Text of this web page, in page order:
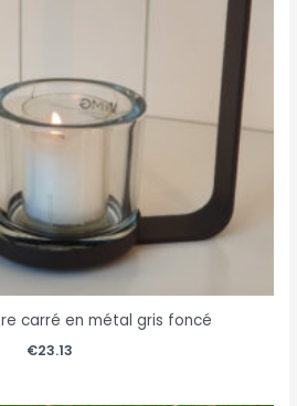
carré en métal gris foncé
€23.13